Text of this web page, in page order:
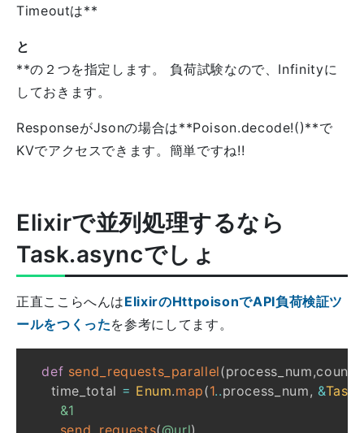
Timeoutは**
と
**の２つを指定します。 負荷試験なので、Infinityに
しておきます。
ResponseがJsonの場合は**Poison.decode!()**で
KVでアクセスできます。簡単ですね!!
Elixirで並列処理するなら
Task.asyncでしょ
正直ここらへんはElixirのHttpoisonでAPI負荷検証ツ
ールをつくったを参考にしてます。
def send_requests_parallel(process_num,count
    time_total
= Enum.map(1..process_num, &Task
&1
send_requests(@url)